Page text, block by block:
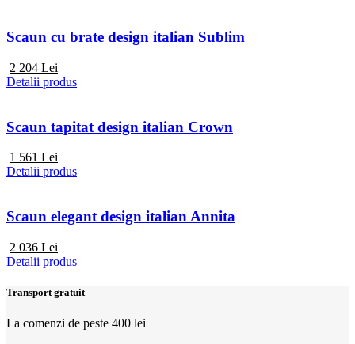
Scaun cu brate design italian Sublim
2 204 Lei
Detalii produs
Scaun tapitat design italian Crown
1 561 Lei
Detalii produs
Scaun elegant design italian Annita
2 036 Lei
Detalii produs
Transport gratuit
La comenzi de peste 400 lei